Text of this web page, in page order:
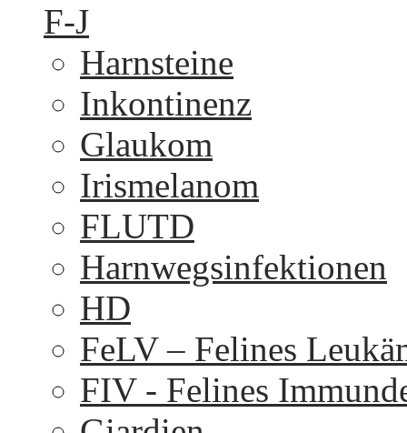
F-J
Harnsteine
Inkontinenz
Glaukom
Irismelanom
FLUTD
Harnwegsinfektionen
HD
FeLV – Felines
FIV - Felines